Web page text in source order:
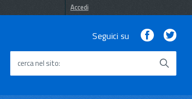
Accedi
Seguici su Facebook
cerca nel sito